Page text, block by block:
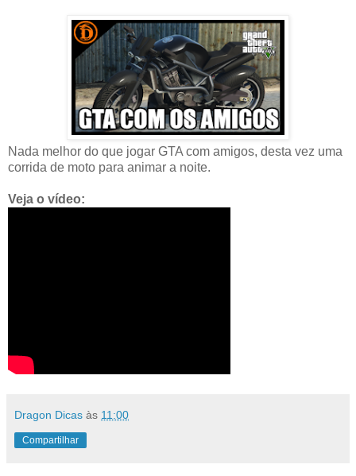
Nada melhor do que jogar GTA com amigos, desta vez uma
corrida de moto para animar a noite.
Veja o vídeo:
Dragon Dicas às 11:00
Compartilhar